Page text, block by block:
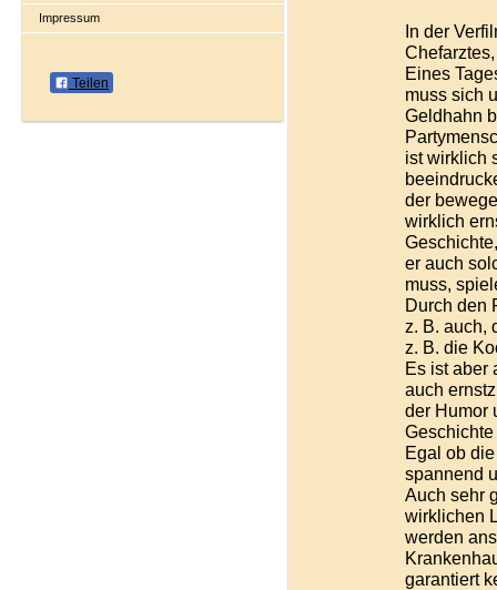
Impressum
Teilen
In der
Eines
muss sich
Geldhahn
ist wirklich
der
wirklich
er auch
muss,
Durch den
z. B. auch,
z. B. die
Es ist aber
auch
der Humor
Egal ob
spannend
Auch sehr
wirklichen
werden
garantiert